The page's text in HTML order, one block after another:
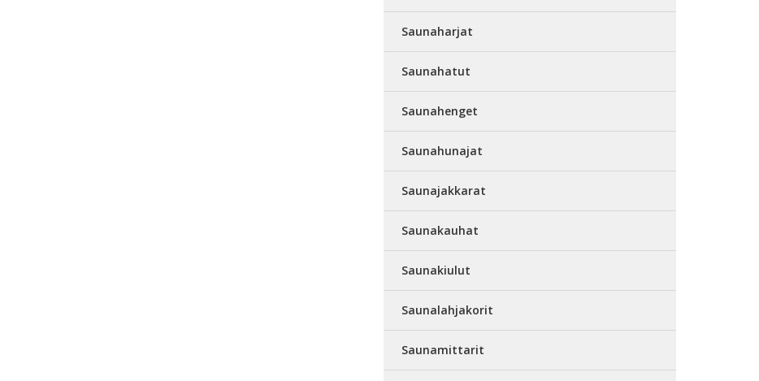
Saunaharjat
Saunahatut
Saunahenget
Saunahunajat
Saunajakkarat
Saunakauhat
Saunakiulut
Saunalahjakorit
Saunamittarit